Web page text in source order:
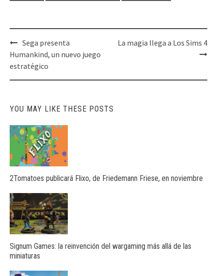
Post
navigation
Sega presenta
Humankind, un nuevo juego
estratégico
La magia llega a Los Sims 4
YOU MAY LIKE THESE POSTS
2Tomatoes publicará Flixo, de Friedemann Friese, en noviembre
Signum Games: la reinvención del wargaming más allá de las
miniaturas